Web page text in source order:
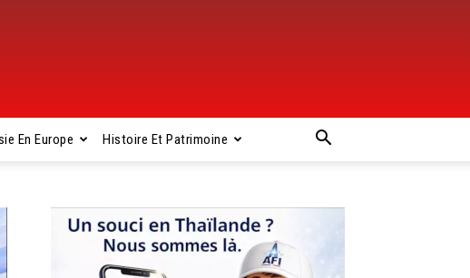
En Europe Histoire Et Patrimoine